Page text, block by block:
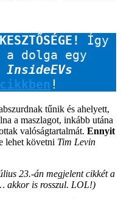
Így
dolga egy
InsideEVs
!
tűnik és ahelyett,
a maszlagot, inkább utána
valóságtartalmát. Ennyit
lehet követni Tim Levin
23.-án megjelent cikkét a
akkor is rosszul. LOL!)